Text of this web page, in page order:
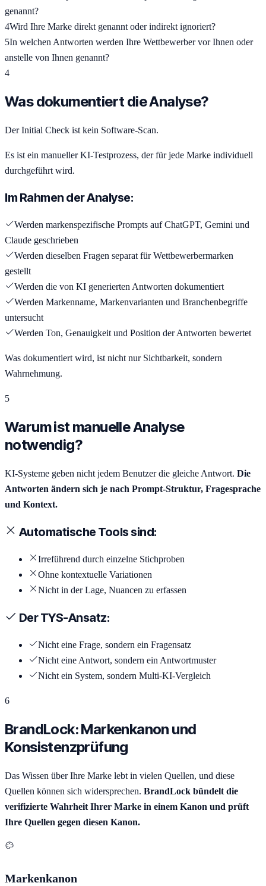
genannt?
4Wird Ihre Marke direkt genannt oder indirekt ignoriert?
5In welchen Antworten werden Ihre Wettbewerber vor Ihnen oder
anstelle von Ihnen genannt?
4
Was dokumentiert die Analyse?
Der Initial Check ist kein Software-Scan.
Es ist ein manueller KI-Testprozess, der für jede Marke individuell
durchgeführt wird.
Im Rahmen der Analyse:
Werden markenspezifische Prompts auf ChatGPT, Gemini und
Claude geschrieben
Werden dieselben Fragen separat für Wettbewerbermarken
gestellt
Werden die von KI generierten Antworten dokumentiert
Werden Markenname, Markenvarianten und Branchenbegriffe
untersucht
Werden Ton, Genauigkeit und Position der Antworten bewertet
Was dokumentiert wird, ist nicht nur Sichtbarkeit, sondern
Wahrnehmung.
5
Warum ist manuelle Analyse
notwendig?
KI-Systeme geben nicht jedem Benutzer die gleiche Antwort. Die
Antworten ändern sich je nach Prompt-Struktur, Fragesprache
und Kontext.
Automatische Tools sind:
Irreführend durch einzelne Stichproben
Ohne kontextuelle Variationen
Nicht in der Lage, Nuancen zu erfassen
Der TYS-Ansatz:
Nicht eine Frage, sondern ein Fragensatz
Nicht eine Antwort, sondern ein Antwortmuster
Nicht ein System, sondern Multi-KI-Vergleich
6
BrandLock: Markenkanon und
Konsistenzprüfung
Das Wissen über Ihre Marke lebt in vielen Quellen, und diese
Quellen können sich widersprechen. BrandLock bündelt die
verifizierte Wahrheit Ihrer Marke in einem Kanon und prüft
Ihre Quellen gegen diesen Kanon.
Markenkanon